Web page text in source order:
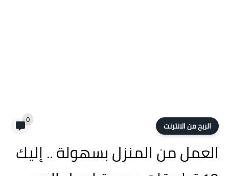
الربح من الانترنت 0
العمل من المنزل بسهولة .. إليك